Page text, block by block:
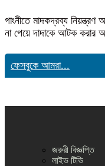
গাংনীতে মাদকদ্রব্য নিয়ন্ত্রণ
না পেয়ে দাদাকে আটক করার
ফেসবুকে আমরা...
জরুরী বিজ্ঞপ্তি
লাইভ টিভি